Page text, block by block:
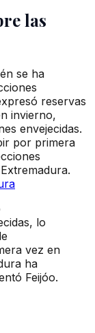
las
se ha
reservas
invierno,
envejecidas.
por primera
lo
vez en
ha
Feijóo.